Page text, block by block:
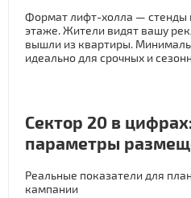
Формат лифт-холла — стенды
этаже. Жители видят вашу
вышли из квартиры.
идеально для срочных и
Сектор 20 в
параметры
Реальные показатели для
кампании